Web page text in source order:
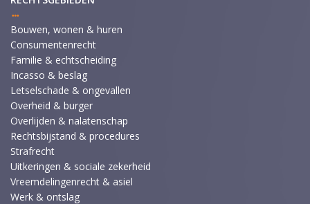
Bouwen, wonen & huren
Consumentenrecht
Familie & echtscheiding
Incasso & beslag
Letselschade & ongevallen
Overheid & burger
Overlijden & nalatenschap
Rechtsbijstand & procedures
Strafrecht
Uitkeringen & sociale zekerheid
Vreemdelingenrecht & asiel
Werk & ontslag